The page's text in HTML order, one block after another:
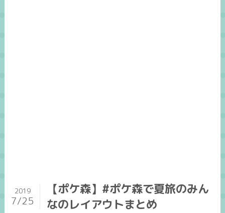
【ポケ森】#ポケ森で夏旅のみん
なのレイアウトまとめ
2019
7/25